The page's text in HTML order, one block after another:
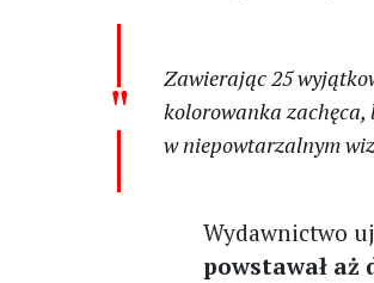
Zawierając 25
kolorowanka
w niepowtarzalnym
Wydawnictwo
powstawał aż